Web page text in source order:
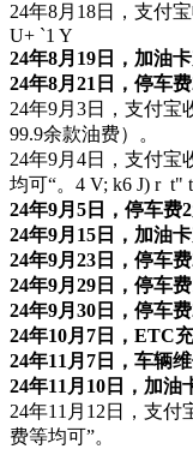
24年8月18日，支付
U+ `1 Y
24年8月19日，加油卡
24年8月21日，停车费
24年9月3日，支付宝
99.9余款油费）。
24年9月4日，支付宝
均可“。 4 V; k6 J) r t"
24年9月5日，停车费2
24年9月15日，加油卡
24年9月23日，停车费
24年9月29日，停车费
24年9月30日，停车费
24年10月7日，ETC充
24年11月7日，车辆
24年11月10日，加油
24年11月12日，支付
费等均可”。